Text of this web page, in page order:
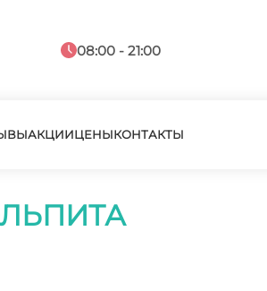
08:00 - 21:00
АКЦИИЦЕНЫКОНТАКТЫ